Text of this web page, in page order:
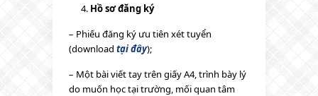
Hồ sơ đăng ký
– Phiếu đăng ký ưu tiên xét tuyển
(download tại đây);
– Một bài viết tay trên giấy A4, trình bày lý
do muốn học tại trường, mối quan tâm